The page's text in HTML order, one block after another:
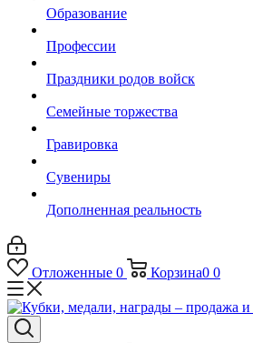
Образование
Профессии
Праздники родов войск
Семейные торжества
Гравировка
Сувениры
Дополненная реальность
Отложенные 0 Корзина0 0